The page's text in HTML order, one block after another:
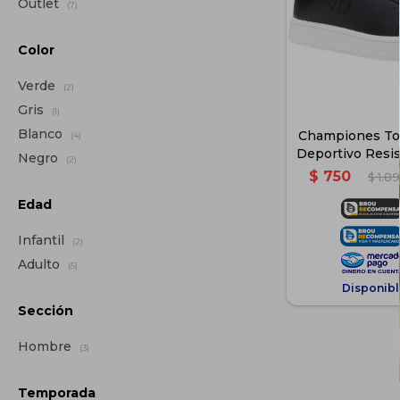
Championes
Deportivo
$ 750 $
Outlet (7)
Color
Verde (2)
Gris (1)
Blanco (4)
Negro (2)
Edad
Infantil (2)
Adulto (5)
Sección
Hombre (3)
Temporada